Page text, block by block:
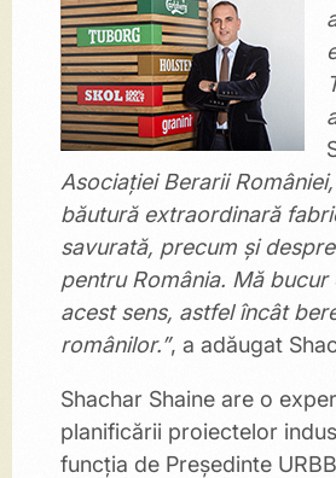
Asociației Berarii
băutură extraordinară
savurată, precum și
pentru România. Mă
acest sens, astfel încât
românilor.”, a adăugat
Shachar Shaine are o
planificării proiectelor
funcția de Președinte